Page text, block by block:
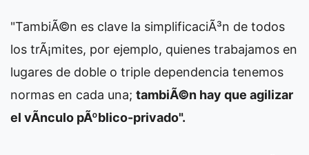
"TambiÃ©n es clave la simplificaciÃ³n de todos
los trÃ¡mites, por ejemplo, quienes trabajamos en
lugares de doble o triple dependencia tenemos
normas en cada una; tambiÃ©n hay que agilizar
el vÃ­nculo pÃºblico-privado".